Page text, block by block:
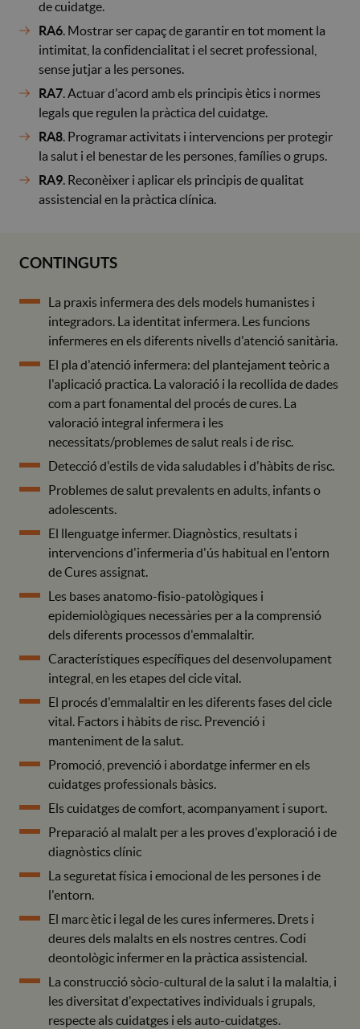
de cuidatge.
RA6 . Mostrar ser capaç de garantir en tot moment la
intimitat, la confidencialitat i el secret professional,
sense jutjar a les persones.
RA7 . Actuar d'acord amb els principis ètics i normes
legals que regulen la pràctica del cuidatge.
RA8 . Programar activitats i intervencions per protegir
la salut i el benestar de les persones, famílies o grups.
RA9 . Reconèixer i aplicar els principis de qualitat
assistencial en la pràctica clínica.
CONTINGUTS
La praxis infermera des dels models humanistes i
integradors. La identitat infermera. Les funcions
infermeres en els diferents nivells d'atenció sanitària.
El pla d'atenció infermera: del plantejament teòric a
l'aplicació practica. La valoració i la recollida de dades
com a part fonamental del procés de cures. La
valoració integral infermera i les
necessitats/problemes de salut reals i de risc.
Detecció d'estils de vida saludables i d'hàbits de risc.
Problemes de salut prevalents en adults, infants o
adolescents.
El llenguatge infermer. Diagnòstics, resultats i
intervencions d'infermeria d'ús habitual en l'entorn
de Cures assignat.
Les bases anatomo-fisio-patològiques i
epidemiològiques necessàries per a la comprensió
dels diferents processos d'emmalaltir.
Característiques específiques del desenvolupament
integral, en les etapes del cicle vital.
El procés d'emmalaltir en les diferents fases del cicle
vital. Factors i hàbits de risc. Prevenció i
manteniment de la salut.
Promoció, prevenció i abordatge infermer en els
cuidatges professionals bàsics.
Els cuidatges de comfort, acompanyament i suport.
Preparació al malalt per a les proves d'exploració i de
diagnòstics clínic
La seguretat física i emocional de les persones i de
l'entorn.
El marc ètic i legal de les cures infermeres. Drets i
deures dels malalts en els nostres centres. Codi
deontològic infermer en la pràctica assistencial.
La construcció sòcio-cultural de la salut i la malaltia, i
les diversitat d'expectatives individuals i grupals,
respecte als cuidatges i els auto-cuidatges.